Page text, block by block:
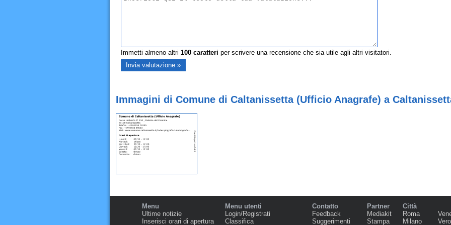
Immetti almeno altri 100caratteri per scrivere una recensione che sia utile agli altri visitatori.
Immagini di Comune di Caltanissetta (Ufficio Anagrafe) a
Menu
Ultime notizie
Inserisci orari di apertura
Menu utenti
Login/Registrati
Classifica
Contatto
Feedback
Suggerimenti
Partner
Mediakit
Stampa
Città
Roma
Milano